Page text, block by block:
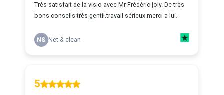
Très satisfait de la visio avec Mr Frédéric joly. De très
bons conseils très gentil.travail sérieux.merci a lui.
N& Net & clean
5